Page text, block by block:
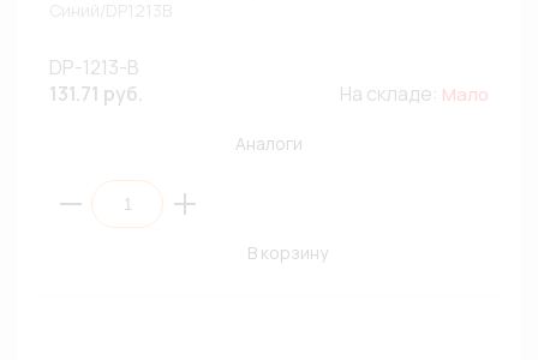
DP-1213-B
131.71 руб.
На складе: Мало
Аналоги
В корзину